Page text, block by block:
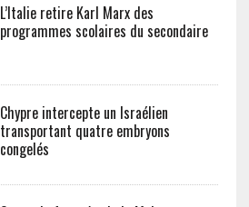
L’Italie retire Karl Marx des
programmes scolaires du secondaire
Chypre intercepte un Israélien
transportant quatre embryons
congelés